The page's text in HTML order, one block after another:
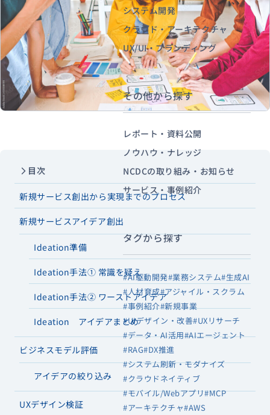
目次
新規サービス創出から実現までのプロセス
新規サービスアイデア創出
Ideation準備
Ideation手法① 常識を疑え
Ideation手法② ワーストアイデア
Ideation アイデアまとめ
ビジネスモデル評価
アイデアの絞り込み
UXデザイン検証
システム開発
クラウド・アーキテクチャ
UX/UI・ブランディング
その他から探す
レポート・資料公開
ノウハウ・ナレッジ
NCDCの取り組み・お知らせ
サービス・事例紹介
タグから探す
#AI駆動開発#業務システム#生成AI
#人材育成#アジャイル・スクラム
#事例紹介#新規事業
#UIデザイン・改善#UXリサーチ
#データ・AI活用#AIエージェント
#RAG#DX推進
#システム刷新・モダナイズ
#クラウドネイティブ
#モバイル/Webアプリ#MCP
#アーキテクチャ#AWS